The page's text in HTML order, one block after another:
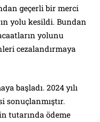
geçerli bir merci
yolu kesildi. Bundan
yolunu
cezalandırmaya
başladı. 2024 yılı
sonuçlanmıştır.
tutarında ödeme